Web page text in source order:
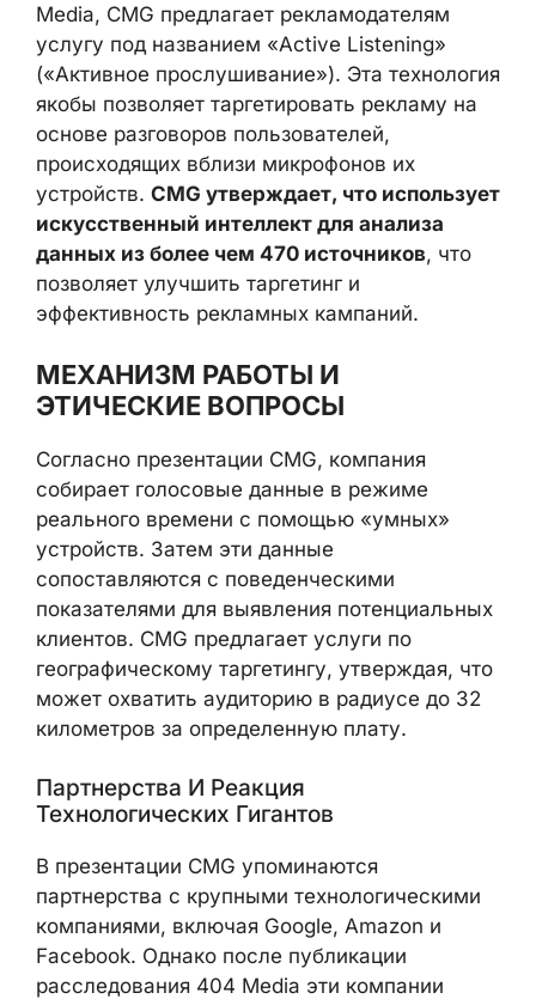
Media, CMG предлагает рекламодателям
услугу под названием «Active Listening»
(«Активное прослушивание»). Эта технология
якобы позволяет таргетировать рекламу на
основе разговоров пользователей,
происходящих вблизи микрофонов их
устройств. CMG утверждает, что использует
искусственный интеллект для анализа
данных из более чем 470 источников, что
позволяет улучшить таргетинг и
эффективность рекламных кампаний.
МЕХАНИЗМ РАБОТЫ И
ЭТИЧЕСКИЕ ВОПРОСЫ
Согласно презентации CMG, компания
собирает голосовые данные в режиме
реального времени с помощью «умных»
устройств. Затем эти данные
сопоставляются с поведенческими
показателями для выявления потенциальных
клиентов. CMG предлагает услуги по
географическому таргетингу, утверждая, что
может охватить аудиторию в радиусе до 32
километров за определенную плату.
Партнерства И Реакция
Технологических Гигантов
В презентации CMG упоминаются
партнерства с крупными технологическими
компаниями, включая Google, Amazon и
Facebook. Однако после публикации
расследования 404 Media эти компании